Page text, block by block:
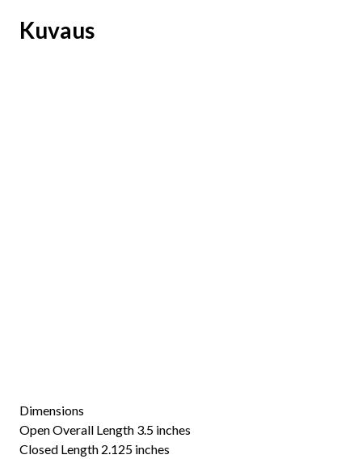
Kuvaus
Dimensions
Open Overall Length 3.5 inches
Closed Length 2.125 inches